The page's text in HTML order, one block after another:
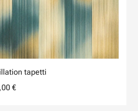
tapetti
€